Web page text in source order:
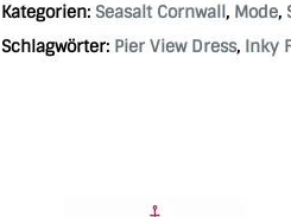
Kategorien: Seasalt Cornwall, Mode,
Schlagwörter: Pier View Dress, Inky